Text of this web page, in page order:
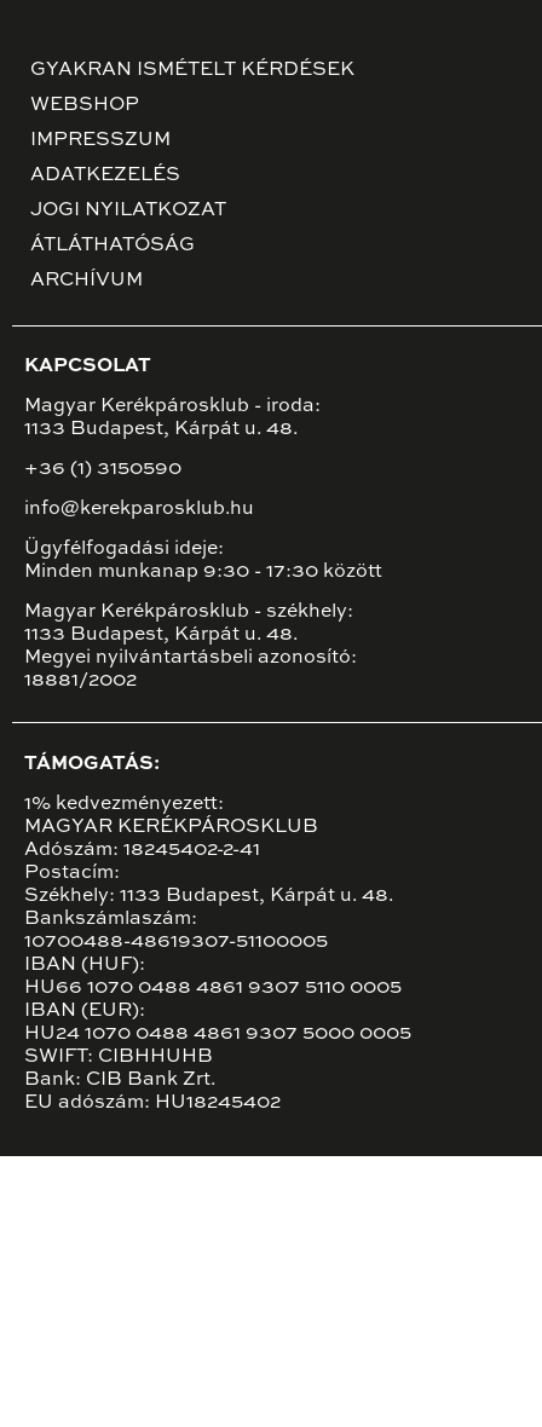
GYAKRAN ISMÉTELT KÉRDÉSEK
WEBSHOP
IMPRESSZUM
ADATKEZELÉS
JOGI NYILATKOZAT
ÁTLÁTHATÓSÁG
ARCHÍVUM
KAPCSOLAT
Magyar Kerékpárosklub - iroda:
1133 Budapest, Kárpát u. 48.
+36 (1) 3150590
info@kerekparosklub.hu
Ügyfélfogadási ideje:
Minden munkanap 9:30 - 17:30 között
Magyar Kerékpárosklub - székhely:
1133 Budapest, Kárpát u. 48.
Megyei nyilvántartásbeli azonosító:
18881/2002
TÁMOGATÁS:
1% kedvezményezett:
MAGYAR KERÉKPÁROSKLUB
Adószám: 18245402-2-41
Postacím:
Székhely: 1133 Budapest, Kárpát u. 48.
Bankszámlaszám:
10700488-48619307-51100005
IBAN (HUF):
HU66 1070 0488 4861 9307 5110 0005
IBAN (EUR):
HU24 1070 0488 4861 9307 5000 0005
SWIFT: CIBHHUHB
Bank: CIB Bank Zrt.
EU adószám: HU18245402